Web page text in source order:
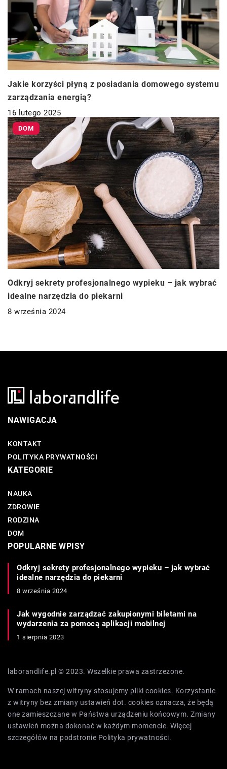
Jakie korzyści płyną z posiadania domowego systemu
zarządzania energią?
16 lutego 2025
DOM
Odkryj sekrety profesjonalnego wypieku – jak wybrać
idealne narzędzia do piekarni
8 września 2024
NAWIGACJA
KONTAKT
POLITYKA PRYWATNOŚCI
KATEGORIE
NAUKA
ZDROWIE
RODZINA
DOM
POPULARNE WPISY
Odkryj sekrety profesjonalnego wypieku – jak wybrać
idealne narzędzia do piekarni
8 września 2024
Jak wygodnie zarządzać zakupionymi biletami na
wydarzenia za pomocą aplikacji mobilnej
1 sierpnia 2023
laborandlife.pl © 2023. Wszelkie prawa zastrzeżone.
W ramach naszej witryny stosujemy pliki cookies. Korzystanie
z witryny bez zmiany ustawień dot. cookies oznacza, że będą
one zamieszczane w Państwa urządzeniu końcowym. Zmiany
ustawień można dokonać w każdym momencie. Więcej
szczegółów na podstronie Polityka prywatności.